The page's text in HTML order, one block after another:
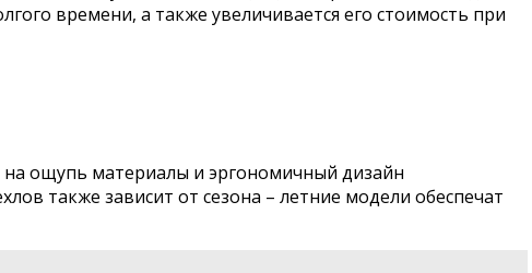
времени, а также увеличивается его стоимость при
ощупь материалы и эргономичный дизайн
также зависит от сезона – летние модели обеспечат